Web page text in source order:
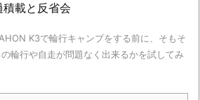
積載と反省会
K3で輪行キャンプをする前に、そもそ
の輪行や自走が問題なく出来るかを試してみ